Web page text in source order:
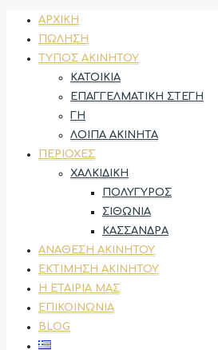
ΑΡΧΙΚΉ
ΠΏΛΗΣΗ
ΤΎΠΟΣ ΑΚΙΝΉΤΟΥ
ΚΑΤΟΙΚΊΑ
ΕΠΑΓΓΕΛΜΑΤΙΚΉ ΣΤΈΓΗ
ΓΗ
ΛΟΙΠΆ ΑΚΊΝΗΤΑ
ΠΕΡΙΟΧΈΣ
ΧΑΛΚΙΔΙΚΉ
ΠΟΛΎΓΥΡΟΣ
ΣΙΘΩΝΊΑ
ΚΑΣΣΆΝΔΡΑ
ΑΝΆΘΕΣΗ ΑΚΙΝΉΤΟΥ
ΕΚΤΊΜΗΣΗ ΑΚΙΝΉΤΟΥ
Η ΕΤΑΙΡΊΑ ΜΑΣ
ΕΠΙΚΟΙΝΩΝΊΑ
BLOG